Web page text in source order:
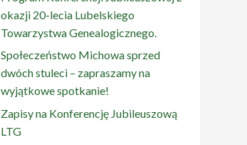
okazji 20-lecia Lubelskiego
Towarzystwa Genealogicznego.
Społeczeństwo Michowa sprzed
dwóch stuleci – zapraszamy na
wyjątkowe spotkanie!
Zapisy na Konferencję Jubileuszową
LTG